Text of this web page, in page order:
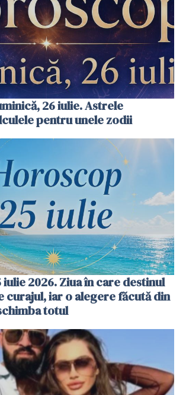
26 iulie. Astrele
pentru unele zodii
2026. Ziua în care destinul
curajul, iar o alegere făcută din
totul